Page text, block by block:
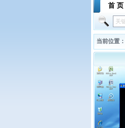
首 页
当前位置：